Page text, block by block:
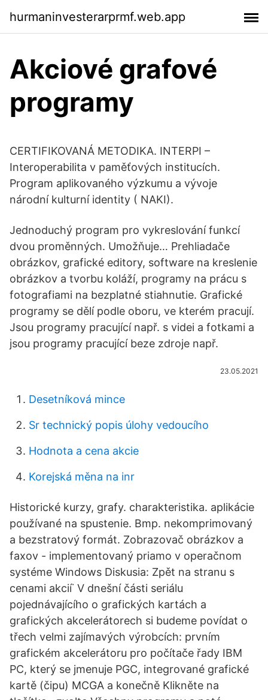
hurmaninvesterarprmf.web.app
Akciové grafové
programy
CERTIFIKOVANÁ METODIKA. INTERPI –
Interoperabilita v paměťových institucích.
Program aplikovaného výzkumu a vývoje
národní kulturní identity ( NAKI).
Jednoduchý program pro vykreslování funkcí
dvou proměnných. Umožňuje… Prehliadače
obrázkov, grafické editory, software na kreslenie
obrázkov a tvorbu koláží, programy na prácu s
fotografiami na bezplatné stiahnutie. Grafické
programy se dělí podle oboru, ve kterém pracují.
Jsou programy pracující např. s videi a fotkami a
jsou programy pracující beze zdroje např.
23.05.2021
Desetníková mince
Sr technický popis úlohy vedoucího
Hodnota a cena akcie
Korejská měna na inr
Historické kurzy, grafy. charakteristika. aplikácie
používané na spustenie. Bmp. nekomprimovaný
a bezstratový formát. Zobrazovač obrázkov a
faxov - implementovaný priamo v operačnom
systéme Windows Diskusia: Zpět na stranu s
cenami akcií˙ V dnešní části seriálu
pojednávajícího o grafických kartách a
grafických akcelerátorech si budeme povídat o
třech velmi zajímavých výrobcích: prvním
grafickém akcelerátoru pro počítače řady IBM
PC, který se jmenuje PGC, integrované grafické
kartě (čipu) MCGA a konečně Klikněte na